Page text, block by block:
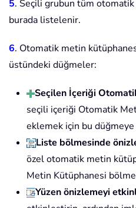
5. Seçili grubun tüm
burada listelenir.
6. Otomatik metin
üstündeki düğmeler:
Seçilen İçeriği
seçili içeriği Otomatik
eklemek için bu düğmeye
Liste bölmesinde
özel otomatik metin
Metin Kütüphanesi
Yüzen önizlemeyi